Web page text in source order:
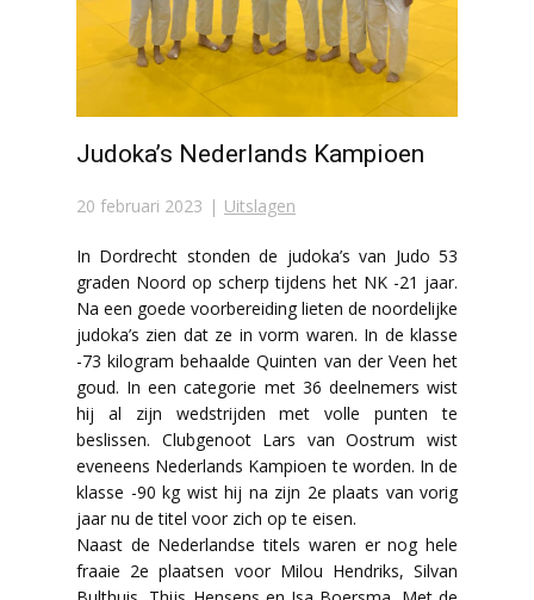
Judoka’s Nederlands Kampioen
20 februari 2023 Uitslagen
In Dordrecht stonden de judoka’s van Judo 53
graden Noord op scherp tijdens het NK -21 jaar.
Na een goede voorbereiding lieten de noordelijke
judoka’s zien dat ze in vorm waren. In de klasse
-73 kilogram behaalde Quinten van der Veen het
goud. In een categorie met 36 deelnemers wist
hij al zijn wedstrijden met volle punten te
beslissen. Clubgenoot Lars van Oostrum wist
eveneens Nederlands Kampioen te worden. In de
klasse -90 kg wist hij na zijn 2e plaats van vorig
jaar nu de titel voor zich op te eisen.
Naast de Nederlandse titels waren er nog hele
fraaie 2e plaatsen voor Milou Hendriks, Silvan